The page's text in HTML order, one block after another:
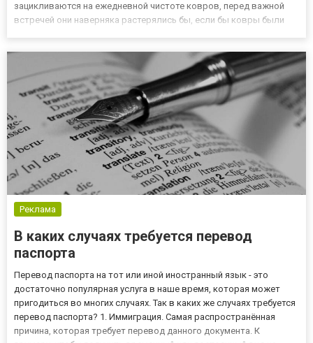
зацикливаются на ежедневной чистоте ковров, перед важной
встречей они наверняка растерялись бы, если бы ковры были
Реклама
В каких случаях требуется перевод
паспорта
Перевод паспорта на тот или иной иностранный язык - это
достаточно популярная услуга в наше время, которая может
пригодиться во многих случаях. Так в каких же случаях требуется
перевод паспорта? 1. Иммиграция. Самая распространённая
причина, которая требует перевод данного документа. К